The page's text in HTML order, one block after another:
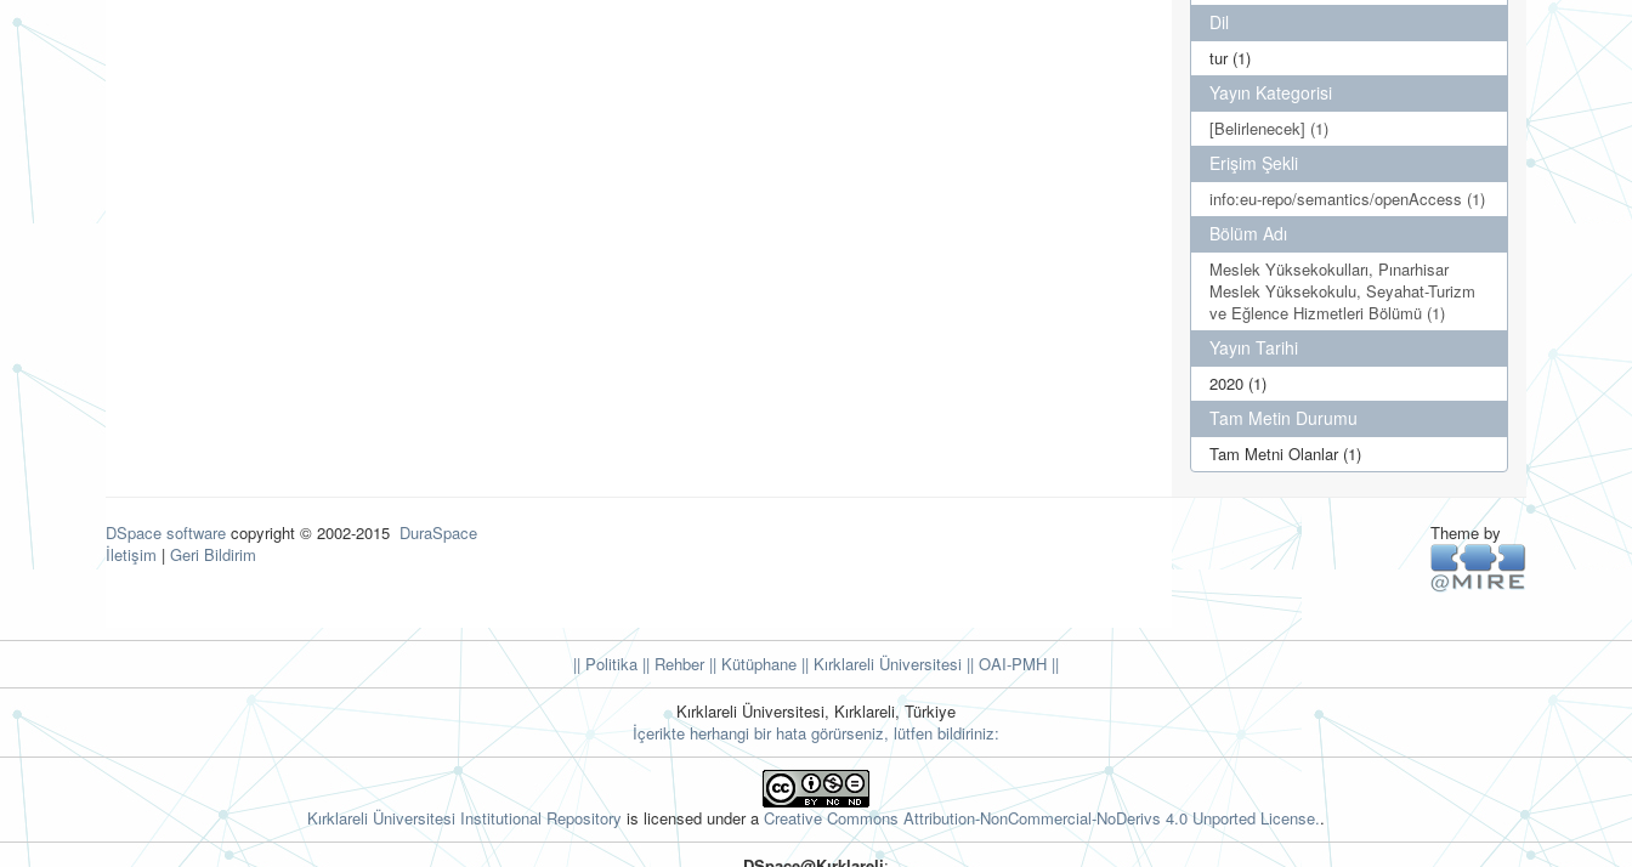
Dil
tur (1)
Yayın Kategorisi
[Belirlenecek] (1)
Erişim Şekli
info:eu-repo/semantics/openAccess (1)
Bölüm Adı
Meslek Yüksekokulları, Pınarhisar
Meslek Yüksekokulu, Seyahat-Turizm
ve Eğlence Hizmetleri Bölümü (1)
Yayın Tarihi
2020 (1)
Tam Metin Durumu
Tam Metni Olanlar (1)
DSpace software copyright © 2002-2015 DuraSpace
İletişim | Geri Bildirim
Theme by
|| Politika || Rehber|| Kütüphane || Kırklareli Üniversitesi || OAI-PMH ||
Kırklareli Üniversitesi, Kırklareli, Türkiye
İçerikte herhangi bir hata görürseniz, lütfen bildiriniz:
Kırklareli Üniversitesi Institutional Repository is licensed under a Creative Commons Attribution-NonCommercial-NoDerivs 4.0 Unported License..